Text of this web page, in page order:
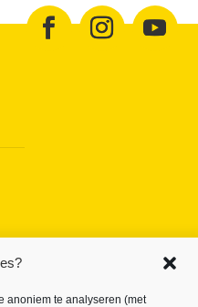
anoniem te analyseren (met